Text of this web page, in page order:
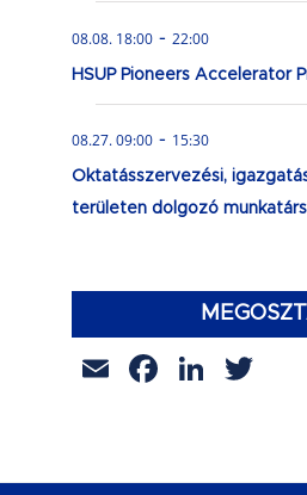
08.08. 18:00 - 22:00
HSUP Pioneers Accelerator
08.27. 09:00 - 15:30
Oktatásszervezési,
területen dolgozó
EmailFacebook